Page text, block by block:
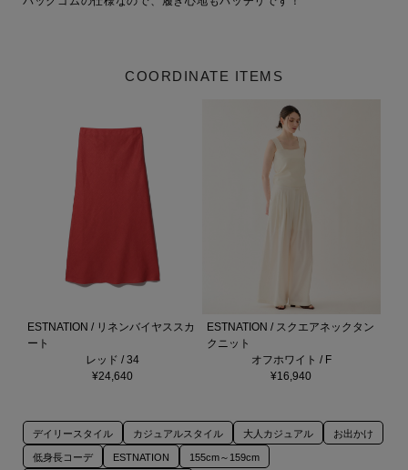
COORDINATE ITEMS
ESTNATION / リネンバイヤススカ
ート
レッド / 34
¥24,640
ESTNATION / スクエアネックタン
クニット
オフホワイト / F
¥16,940
デイリースタイル カジュアルスタイル 大人カジュアル お出かけ
低身長コーデ ESTNATION 155cm～159cm